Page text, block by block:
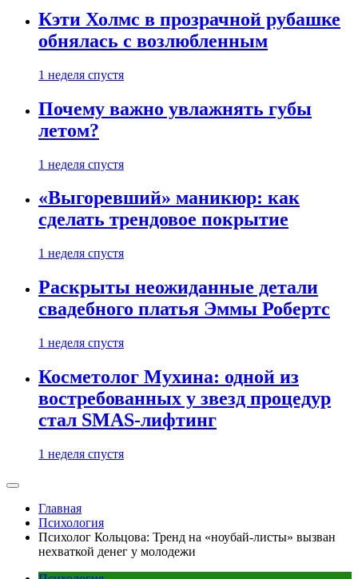
Кэти Холмс в прозрачной рубашке
обнялась с возлюбленным
1 неделя спустя
Почему важно увлажнять губы
летом?
1 неделя спустя
«Выгоревший» маникюр: как
сделать трендовое покрытие
1 неделя спустя
Раскрыты неожиданные детали
свадебного платья Эммы Робертс
1 неделя спустя
Косметолог Мухина: одной из
востребованных у звезд процедур
стал SMAS-лифтинг
1 неделя спустя
Главная
Психология
Психолог Кольцова: Тренд на «ноубай-листы» вызван
нехваткой денег у молодежи